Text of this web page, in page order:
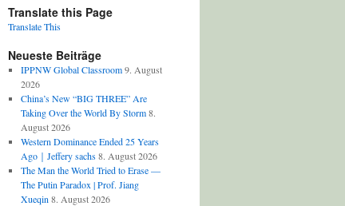
Translate this Page
Translate This
Neueste Beiträge
IPPNW Global Classroom 9. August
2026
China’s New “BIG THREE” Are
Taking Over the World By Storm 8.
August 2026
Western Dominance Ended 25 Years
Ago｜Jeffery sachs 8. August 2026
The Man the World Tried to Erase —
The Putin Paradox | Prof. Jiang
Xueqin 8. August 2026